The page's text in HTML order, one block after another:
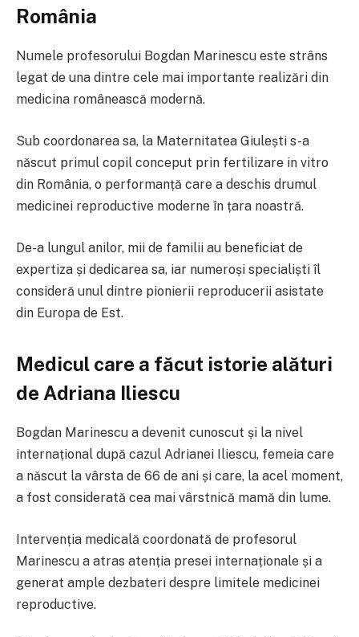
România
Numele profesorului Bogdan Marinescu este strâns
legat de una dintre cele mai importante realizări din
medicina românească modernă.
Sub coordonarea sa, la Maternitatea Giulești s-a
născut primul copil conceput prin fertilizare in vitro
din România, o performanță care a deschis drumul
medicinei reproductive moderne în țara noastră.
De-a lungul anilor, mii de familii au beneficiat de
expertiza și dedicarea sa, iar numeroși specialiști îl
consideră unul dintre pionierii reproducerii asistate
din Europa de Est.
Medicul care a făcut istorie alături
de Adriana Iliescu
Bogdan Marinescu a devenit cunoscut și la nivel
internațional după cazul Adrianei Iliescu, femeia care
a născut la vârsta de 66 de ani și care, la acel moment,
a fost considerată cea mai vârstnică mamă din lume.
Intervenția medicală coordonată de profesorul
Marinescu a atras atenția presei internaționale și a
generat ample dezbateri despre limitele medicinei
reproductive.